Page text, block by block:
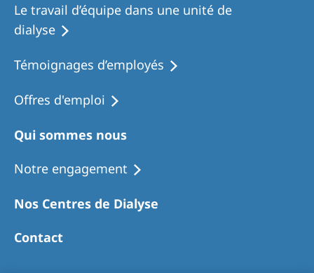
Le travail d’équipe dans une unité de
dialyse
Témoignages d’employés
Offres d'emploi
Qui sommes nous
Notre engagement
Nos Centres de Dialyse
Contact